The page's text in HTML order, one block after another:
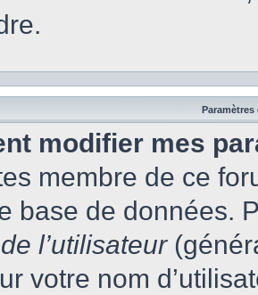
Paramètres
modifier mes
membre de ce
base de données.
l’utilisateur
votre nom